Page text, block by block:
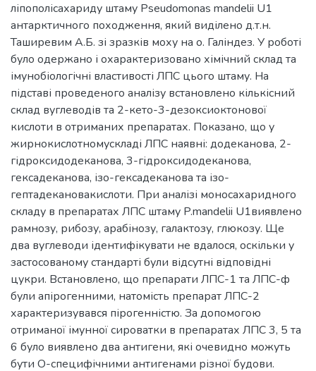
ліпополісахариду штаму Pseudomonas mandelii U1
антарктичного походження, який виділено д.т.н.
Таширевим А.Б. зі зразків моху на о. Галіндез. У роботі
було одержано і охарактеризовано хімічний склад та
імунобіологічні властивості ЛПС цього штаму. На
підставі проведеного аналізу встановлено кількісний
склад вуглеводів та 2-кето-3-дезоксиоктонової
кислоти в отриманих препаратах. Показано, що у
жирнокислотномускладі ЛПС наявні: додеканова, 2-
гідроксидодеканова, 3-гідроксидодеканова,
гексадеканова, ізо-гексадеканова та ізо-
гептадекановакислоти. При аналізі моносахаридного
складу в препаратах ЛПС штаму P.mandelii U1виявлено
рамнозу, рибозу, арабінозу, галактозу, глюкозу. Ще
два вуглеводи ідентифікувати не вдалося, оскільки у
застосованому стандарті були відсутні відповідні
цукри. Встановлено, що препарати ЛПС-1 та ЛПС-ф
були апірогенними, натомість препарат ЛПС-2
характеризувався пірогенністю. За допомогою
отриманої імунної сироватки в препаратах ЛПС 3, 5 та
6 було виявлено два антигени, які очевидно можуть
бути О-специфічними антигенами різної будови.